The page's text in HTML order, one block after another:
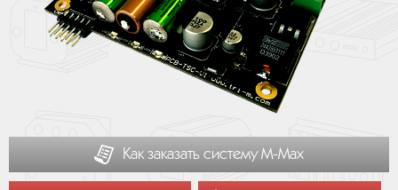
Как заказать систему М-Мах